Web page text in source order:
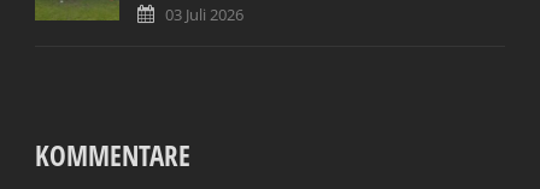
03 Juli 2026
KOMMENTARE